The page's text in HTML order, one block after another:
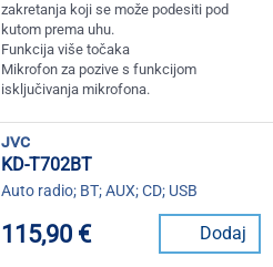
zakretanja koji se može podesiti pod
kutom prema uhu.
Funkcija više točaka
Mikrofon za pozive s funkcijom
isključivanja mikrofona.
jvc
KD-T702BT
Auto radio; BT; AUX; CD; USB
115,90 € Dodaj